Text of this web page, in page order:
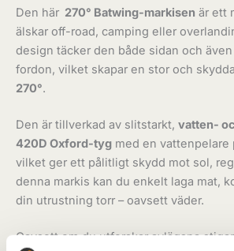
Den här 270° Batwing-markisen är ett
älskar off-road, camping eller
design täcker den både sidan och
fordon, vilket skapar en stor och
270°.
Den är tillverkad av slitstarkt, vatten-
420D Oxford-tyg med en vattenpelare
vilket ger ett pålitligt skydd mot sol,
denna markis kan du enkelt laga mat,
din utrustning torr – oavsett väder.
Oavsett om du utforskar avlägsna